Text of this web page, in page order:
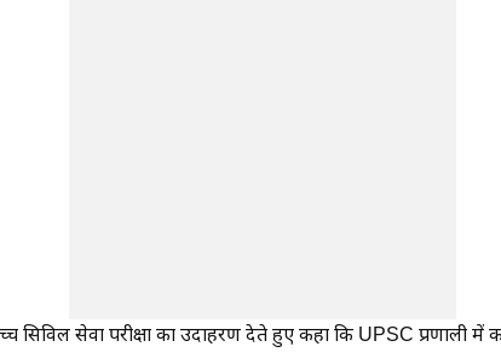
सिविल सेवा परीक्षा का उदाहरण देते हुए कहा कि UPSC प्रणाली में